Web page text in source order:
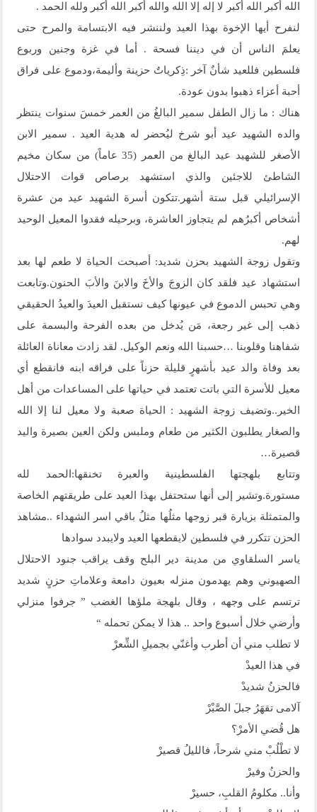
الله أكبر الله أكبر لا إله إلا الله والله أكبر الله أكبر ولله الحمد .
لنفرح أيها الإخوة بهذا العيد ولننشر فيه الابتسامة والمرح حتى
يعلمَ الناس أن في ديننا فسحة . أما في غزة وجنين وربوع
فلسطين فللعيد شأنٌ آخر :ذِكرياتٌ حزينة وأليمة،ودموع على فراق
أحبة أعزاء ذهبوا بدون عودة.
هناك : ما زال الطفل سمير البالغُ من العمر خمسَ سنوات ينتظر
والده الشهيد عيد أبو شرخ ليُحضر له هدية العيد . سمير الابن
الأصغر للشهيد عيد البالغ من العمر (35 عاماً) من سكان مخيم
الشاطئ للاجئين والذي استشهد برصاص قوات الاحتلال
الإسرائيلي قبل ستة أشهر.تتكون أسرة الشهيد عيد من عشرة
أشخاص أكبرُهم لم يتجاوز العاشرة، وبرحيله فقدوا المعيل الوحيد
لهم.
وتقول زوجة الشهيد بحزن شديد: أصبحت الحياة لا طعم لها بعد
استشهاد عيد فلقد كان الزوجَ والأخَ والابنَ والأبَ الحنون.وتابعت
وهي تحبس الدموع في عيونها كيف نستقبل العيدَ والعيدُ الحقيقي
ذهب إلى غير رجعة، مَن يُدخل من بعده الفرحة والبسمة على
شفاهنا وقلوبنا …حسبنا الله ونعم الوكيل. لقد زادت معاناة العائلة
بعد وفاة والد عيد بأشهرٍ قليلة حزناً على فراقه ابنه فانقطع أي
معيل للأسرة التي باتت تعتمد في حياتها على المساعدات من أهل
الخير..وتضيف زوجة الشهيد : الحياة صعبة ولا معيل لنا إلا الله
والصغار يطلبون الكثير من طعام وملبس ولكن العين بصيرة واليد
قصيرة…
وتتابع بلهجتها الفلسطينية والعبرة تخنقها:الحمد لله
مستورة.وتشير إلى أنها ستحتفل بهذا العيد على طريقتهم الخاصة
والمتمثلة بزيارة قبر زوجها مثلُها مثلُ باقي اسر الشهداء ..مشاهد
الحزن تتكرر في فلسطين لايقطعها العيد ولايبدد سوادها
ياسر السلقاوي من مدينة دير البلح وقف يراقب جنود الاحتلال
الصهيوني وهم يهدمون منزله بعيون دامعة وعلاماتِ حزنٍ شديد
ترتسم على وجهه ، وقال بلهجة ملؤها الغضب ” جرفوا منزلي
وأرضي خلال أسبوع واحد .. هذا لا يمكن تحمله “
لا تطلب مني أن أطرب وأغنّي بجميلِ الشِّعرْ
في هذا العيدْ
فالحزنُ شديدْ
آلامى تقهَرُ جبلَ الصَّبْرْ
هل قُضي الأمرْ؟
لا تطْلُبْ مني شرحاً، فالليلُ قصيرْ
والحزنُ وفيرْ
وأنا.. مكلومُ القلبِ، حسيرْ